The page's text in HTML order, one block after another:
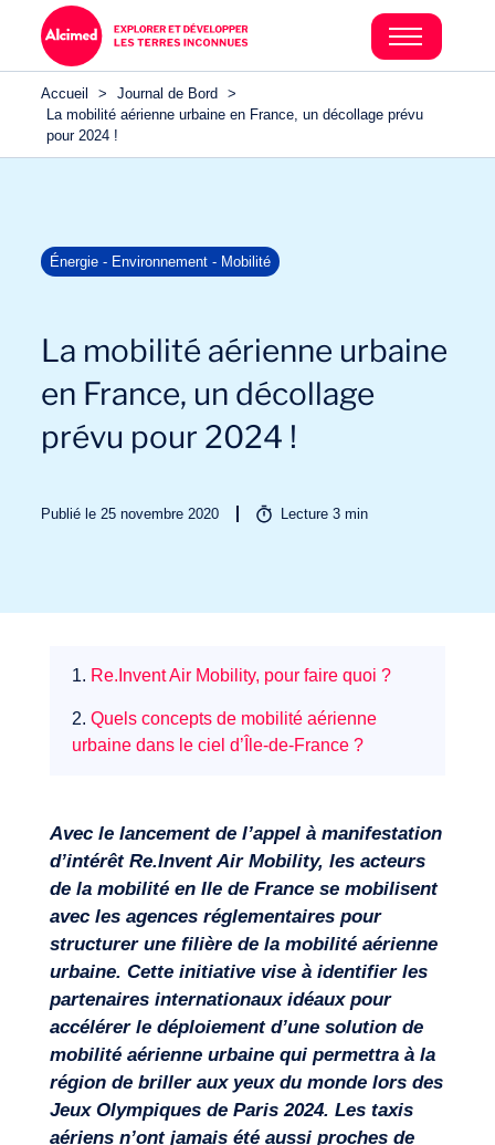
Secteurs
Missions
Accueil > Journal de Bord
>
La mobilité aérienne urbaine en France, un décollage prévu
pour 2024 !
Énergie - Environnement - Mobilité
La mobilité aérienne urbaine
en France, un décollage
prévu pour 2024 !
Publié le 25 novembre 2020 Lecture3 min
1. Re.Invent Air Mobility, pour faire quoi ?
2. Quels concepts de mobilité aérienne
urbaine dans le ciel d’Île-de-France ?
Avec le lancement de l’appel à manifestation
d’intérêt Re.Invent Air Mobility, les acteurs
de la mobilité en Ile de France se mobilisent
avec les agences réglementaires pour
structurer une filière de la mobilité aérienne
urbaine. Cette initiative vise à identifier les
partenaires internationaux idéaux pour
accélérer le déploiement d’une solution de
mobilité aérienne urbaine qui permettra à la
région de briller aux yeux du monde lors des
Jeux Olympiques de Paris 2024. Les taxis
aériens n’ont jamais été aussi proches de